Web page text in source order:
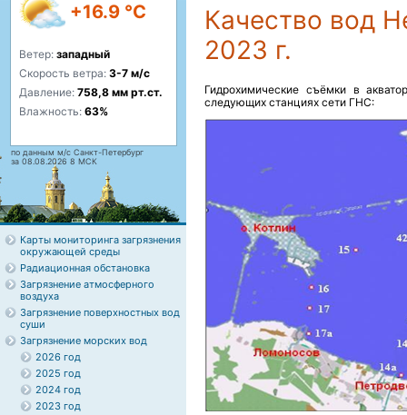
+16.9 °C
Ветер: западный
Скорость ветра: 3-7 м/с
Давление: 758,8 мм рт.ст.
Влажность: 63%
по данным м/с Санкт-Петербург
за 08.08.2026 8 МСК
Карты мониторинга загрязнения
окружающей среды
Радиационная обстановка
Загрязнение атмосферного
воздуха
Загрязнение поверхностных вод
суши
Загрязнение морских вод
2026 год
2025 год
2024 год
2023 год
Качество вод
2023 г.
Гидрохимические съёмки в
следующих станциях сети ГНС: